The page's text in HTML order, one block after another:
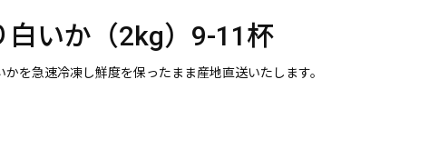
白いか（2kg）9-11杯
を急速冷凍し鮮度を保ったまま産地直送いたします。